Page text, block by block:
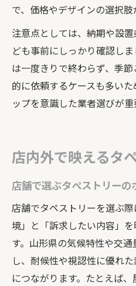
で、価格やデザインの選択肢
注意点としては、納期や設
ども事前にしっかり確認し
は一度きりで終わらず、季
的に依頼するケースも多い
ップを意識した業者選びが重
店内外で映えるタ
店舗で選ぶタペストリーの
店舗でタペストリーを選ぶ
境」と「訴求したい内容」
す。山形県の気候特性や交
し、耐候性や視認性に優れ
につながります。たとえば